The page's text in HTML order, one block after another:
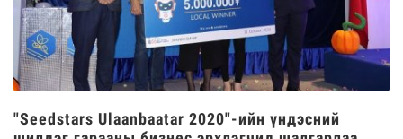
"Seedstars Ulaanbaatar 2020"-ийн үндэсний